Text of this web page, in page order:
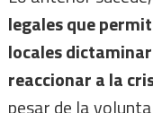
legales que
locales
reaccionar a la
pesar de la